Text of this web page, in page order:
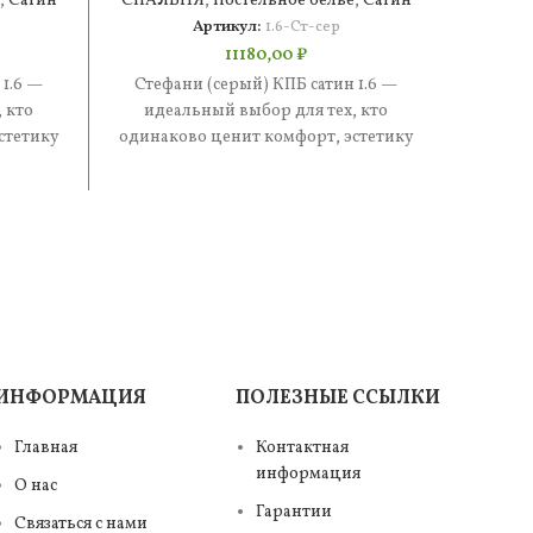
—
Артикул: 1.6-Ст-сер
11180,00₽
Стефани (серый) КПБ сатин 1.6 —
идеальный выбор для тех, кто
одинаково ценит комфорт, эстетику
Главная
О нас
Связаться с нами
ПОЛЕЗНЫЕ ССЫЛКИ
Контактная
информация
Гарантии